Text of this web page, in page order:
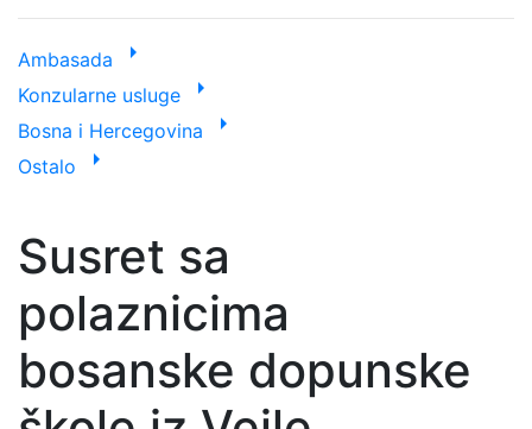
Ambasada arrow_right
Konzularne usluge arrow_right
Bosna i Hercegovina arrow_right
Ostalo arrow_right
Susret sa
polaznicima
bosanske dopunske